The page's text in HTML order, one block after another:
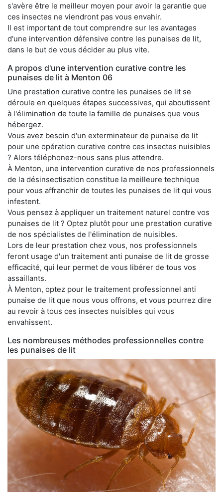
s'avère être le meilleur moyen pour avoir la garantie que
ces insectes ne viendront pas vous envahir.
Il est important de tout comprendre sur les avantages
d'une intervention défensive contre les punaises de lit,
dans le but de vous décider au plus vite.
A propos d'une intervention curative contre les
punaises de lit à Menton 06
Une prestation curative contre les punaises de lit se
déroule en quelques étapes successives, qui aboutissent
à l'élimination de toute la famille de punaises que vous
hébergez.
Vous avez besoin d'un exterminateur de punaise de lit
pour une opération curative contre ces insectes nuisibles
? Alors téléphonez-nous sans plus attendre.
À Menton, une intervention curative de nos professionnels
de la désinsectisation constitue la meilleure technique
pour vous affranchir de toutes les punaises de lit qui vous
infestent.
Vous pensez à appliquer un traitement naturel contre vos
punaises de lit ? Optez plutôt pour une prestation curative
de nos spécialistes de l'élimination de nuisibles.
Lors de leur prestation chez vous, nos professionnels
feront usage d'un traitement anti punaise de lit de grosse
efficacité, qui leur permet de vous libérer de tous vos
assaillants.
À Menton, optez pour le traitement professionnel anti
punaise de lit que nous vous offrons, et vous pourrez dire
au revoir à tous ces insectes nuisibles qui vous
envahissent.
Les nombreuses méthodes professionnelles contre
les punaises de lit